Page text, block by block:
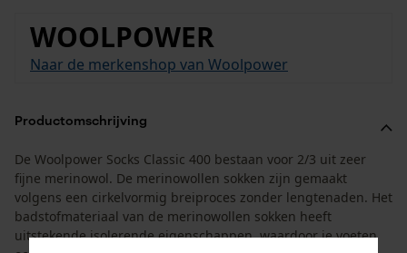
WOOLPOWER
Naar de merkenshop van Woolpower
Productomschrijving
De Woolpower Socks Classic 400 bestaan voor 2/3 uit zeer
fijne merinowol. De merinowollen sokken zijn gemaakt
volgens een cirkelvormig breiproces zonder lengtenaden. Het
badstofmateriaal van de merinowollen sokken heeft
uitstekende isolerende eigenschappen, waardoor je voeten